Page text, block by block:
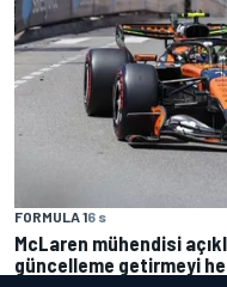
FORMULA 16 s
McLaren mühendisi
güncelleme getirmeyi